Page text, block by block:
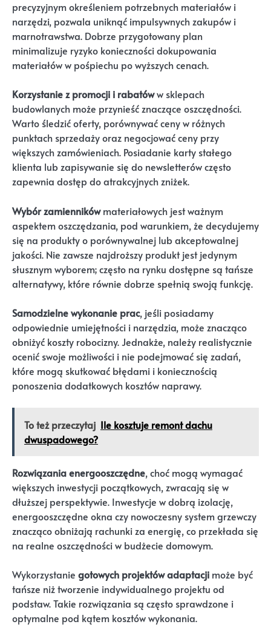
precyzyjnym określeniem potrzebnych materiałów i
narzędzi, pozwala uniknąć impulsywnych zakupów i
marnotrawstwa. Dobrze przygotowany plan
minimalizuje ryzyko konieczności dokupowania
materiałów w pośpiechu po wyższych cenach.
Korzystanie z promocji i rabatóww sklepach
budowlanych może przynieść znaczące oszczędności.
Warto śledzić oferty, porównywać ceny w różnych
punktach sprzedaży oraz negocjować ceny przy
większych zamówieniach. Posiadanie karty stałego
klienta lub zapisywanie się do newsletterów często
zapewnia dostęp do atrakcyjnych zniżek.
Wybór zamiennikówmateriałowych jest ważnym
aspektem oszczędzania, pod warunkiem, że decydujemy
się na produkty o porównywalnej lub akceptowalnej
jakości. Nie zawsze najdroższy produkt jest jedynym
słusznym wyborem; często na rynku dostępne są tańsze
alternatywy, które równie dobrze spełnią swoją funkcję.
Samodzielne wykonanie prac, jeśli posiadamy
odpowiednie umiejętności i narzędzia, może znacząco
obniżyć koszty robocizny. Jednakże, należy realistycznie
ocenić swoje możliwości i nie podejmować się zadań,
które mogą skutkować błędami i koniecznością
ponoszenia dodatkowych kosztów naprawy.
To też przeczytaj Ile kosztuje remont dachu
dwuspadowego?
Rozwiązania energooszczędne, choć mogą wymagać
większych inwestycji początkowych, zwracają się w
dłuższej perspektywie. Inwestycje w dobrą izolację,
energooszczędne okna czy nowoczesny system grzewczy
znacząco obniżają rachunki za energię, co przekłada się
na realne oszczędności w budżecie domowym.
Wykorzystanie gotowych projektów adaptacji może być
tańsze niż tworzenie indywidualnego projektu od
podstaw. Takie rozwiązania są często sprawdzone i
optymalne pod kątem kosztów wykonania.